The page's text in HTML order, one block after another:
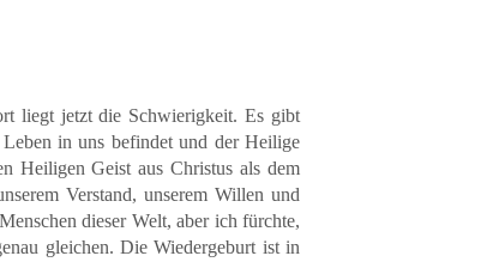
liegt jetzt die Schwierigkeit. Es gibt
in uns befindet und der Heilige
Heiligen Geist aus Christus als dem
Verstand, unserem Willen und
dieser Welt, aber ich fürchte,
gleichen. Die Wiedergeburt ist in